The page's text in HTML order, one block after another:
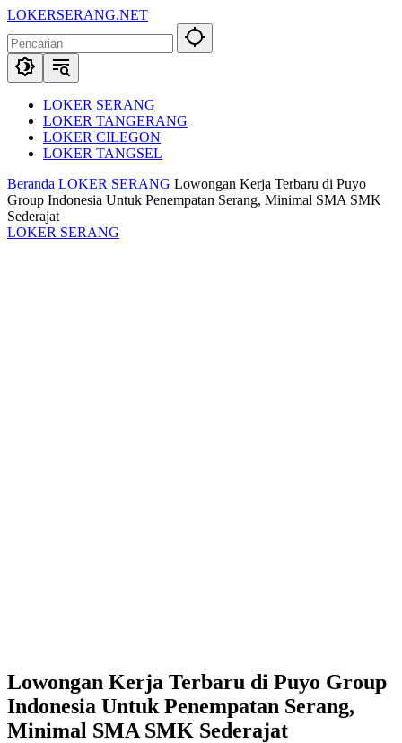
Langsung
konten
LOKERSERANG.NET
Lowongan
Kerja
Serang
SekitarnyaLOKER SERANG
LOKER TANGERANG
LOKER CILEGON
LOKER TANGSEL
Beranda LOKER SERANG Lowongan Kerja Terbaru di Puyo
Group Indonesia Untuk Penempatan Serang, Minimal SMA SMK
Sederajat
LOKER SERANG
Lowongan Kerja Terbaru di Puyo Group
Indonesia Untuk Penempatan Serang,
Minimal SMA SMK Sederajat